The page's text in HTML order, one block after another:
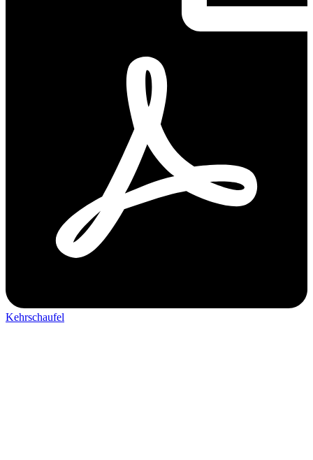
Kehrschaufel